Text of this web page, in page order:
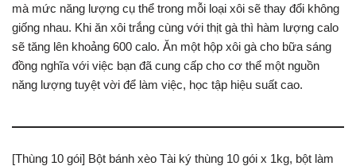
mà mức năng lượng cụ thể trong mỗi loại xôi sẽ thay đổi không
giống nhau. Khi ăn xôi trắng cùng với thịt gà thì hàm lượng calo
sẽ tăng lên khoảng 600 calo. Ăn một hộp xôi gà cho bữa sáng
đồng nghĩa với việc bạn đã cung cấp cho cơ thể một nguồn
năng lượng tuyệt vời để làm việc, học tập hiệu suất cao.
[Thùng 10 gói] Bột bánh xèo Tài ký thùng 10 gói x 1kg, bột làm